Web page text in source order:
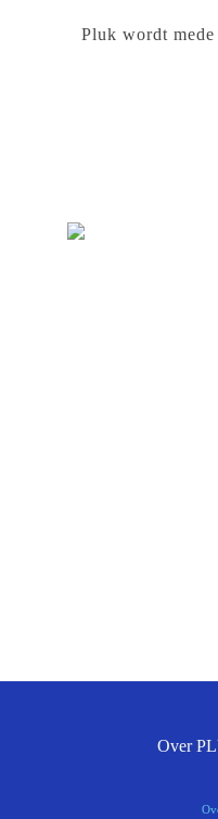
Pluk wordt
Over